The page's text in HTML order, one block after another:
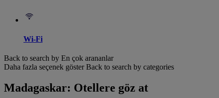
Wi-Fi
Back to search by En çok arananlar
Daha fazla seçenek göster Back to search by categories
Madagaskar: Otellere göz at